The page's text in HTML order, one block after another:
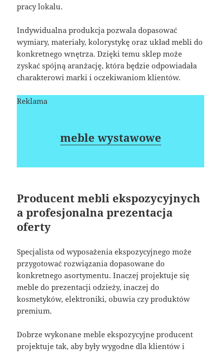
pracy lokalu.
Indywidualna produkcja pozwala dopasować
wymiary, materiały, kolorystykę oraz układ mebli do
konkretnego wnętrza. Dzięki temu sklep może
zyskać spójną aranżację, która będzie odpowiadała
charakterowi marki i oczekiwaniom klientów.
Reklama
meble wystawowe
Producent mebli ekspozycyjnych
a profesjonalna prezentacja
oferty
Specjalista od wyposażenia ekspozycyjnego może
przygotować rozwiązania dopasowane do
konkretnego asortymentu. Inaczej projektuje się
meble do prezentacji odzieży, inaczej do
kosmetyków, elektroniki, obuwia czy produktów
premium.
Dobrze wykonane meble ekspozycyjne producent
projektuje tak, aby były wygodne dla klientów i